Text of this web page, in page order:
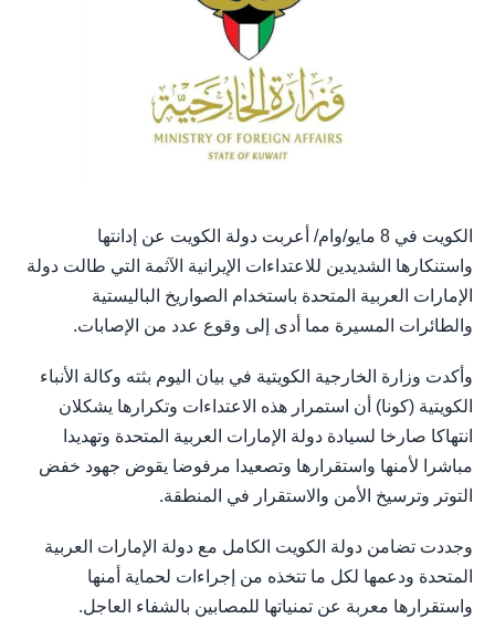
الكويت في 8 مايو/وام/ أعربت دولة الكويت عن إدانتها
واستنكارها الشديدين للاعتداءات الإيرانية الآثمة التي طالت دولة
الإمارات العربية المتحدة باستخدام الصواريخ الباليستية
والطائرات المسيرة مما أدى إلى وقوع عدد من الإصابات.
وأكدت وزارة الخارجية الكويتية في بيان اليوم بثته وكالة الأنباء
الكويتية (كونا) أن استمرار هذه الاعتداءات وتكرارها يشكلان
انتهاكا صارخا لسيادة دولة الإمارات العربية المتحدة وتهديدا
مباشرا لأمنها واستقرارها وتصعيدا مرفوضا يقوض جهود خفض
التوتر وترسيخ الأمن والاستقرار في المنطقة.
وجددت تضامن دولة الكويت الكامل مع دولة الإمارات العربية
المتحدة ودعمها لكل ما تتخذه من إجراءات لحماية أمنها
واستقرارها معربة عن تمنياتها للمصابين بالشفاء العاجل.